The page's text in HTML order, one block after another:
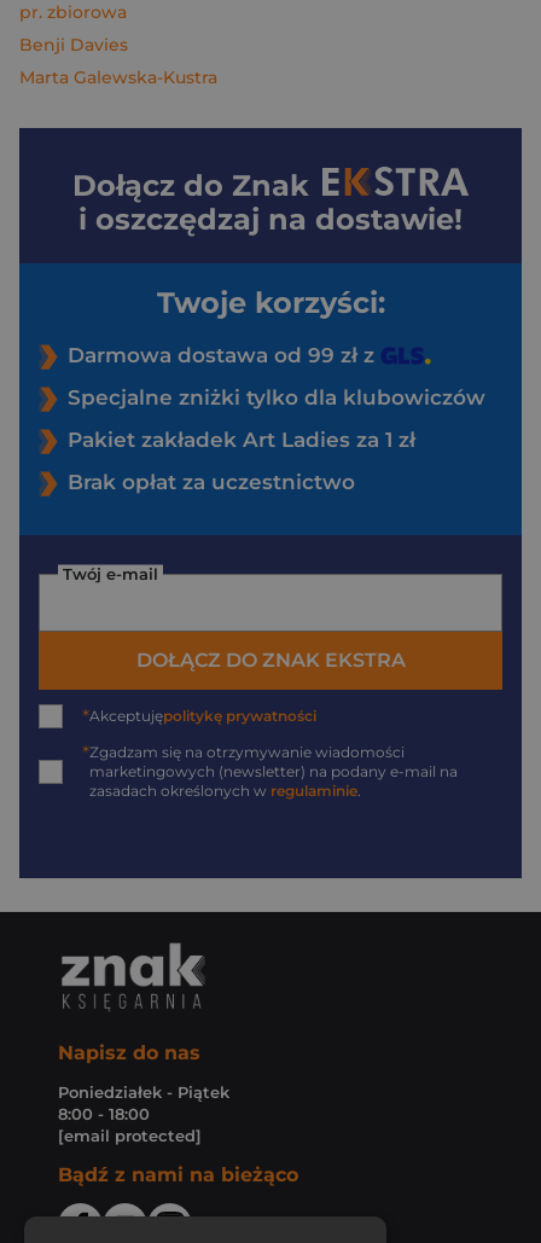
pr. zbiorowa
Benji Davies
Marta Galewska-Kustra
Dołącz do Znak
i oszczędzaj na dostawie!
Twoje korzyści:
Darmowa dostawa od 99 zł z
Specjalne zniżki tylko dla klubowiczów
Pakiet zakładek Art Ladies za 1 zł
Brak opłat za uczestnictwo
Twój e-mail
DOŁĄCZ DO ZNAK EKSTRA
*Akceptujępolitykę prywatności
*Zgadzam się na otrzymywanie wiadomości
marketingowych (newsletter) na podany e-mail na
zasadach określonych w regulaminie.
Napisz do nas
Poniedziałek - Piątek
8:00 - 18:00
[email protected]
Bądź z nami na bieżąco